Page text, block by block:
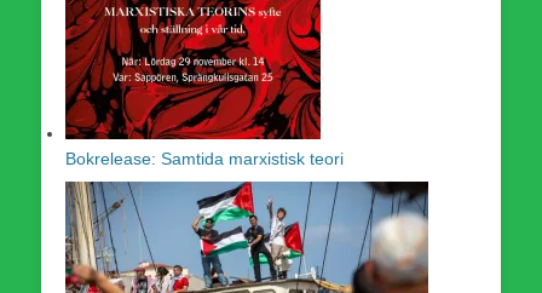
Bokrelease: Samtida marxistisk teori